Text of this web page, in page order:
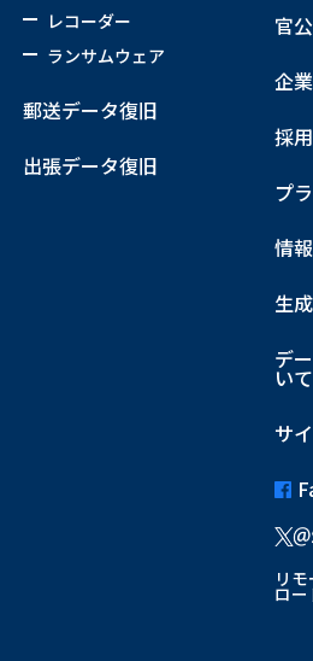
レコーダー
ランサムウェア
郵送データ復旧
出張データ復旧
官
企
採
プ
情
生
デ
いて
サ
リ
ロー